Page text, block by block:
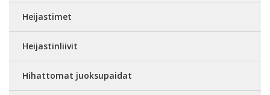
Heijastimet
Heijastinliivit
Hihattomat juoksupaidat